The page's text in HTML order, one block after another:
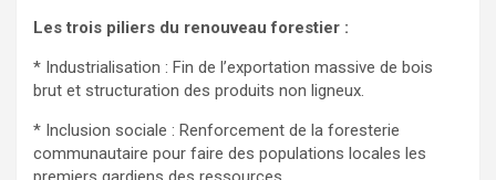
Les trois piliers du renouveau forestier :
* Industrialisation : Fin de l’exportation massive de bois
brut et structuration des produits non ligneux.
* Inclusion sociale : Renforcement de la foresterie
communautaire pour faire des populations locales les